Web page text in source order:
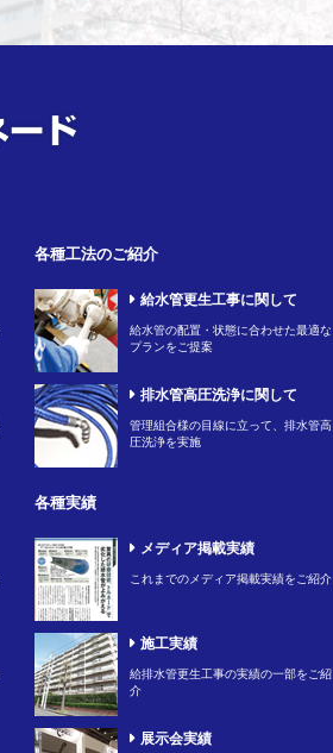
各種工法のご紹介
給水管更生工事に関して
給水管の配置・状態に合わせた最適な
プランをご提案
排水管高圧洗浄に関して
管理組合様の目線に立って、排水管高
圧洗浄を実施
各種実績
メディア掲載実績
これまでのメディア掲載実績をご紹介
施工実績
給排水管更生工事の実績の一部をご紹
介
展示会実績